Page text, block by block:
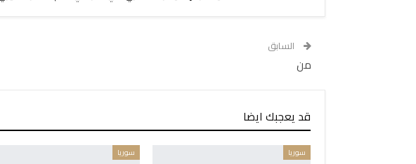
السابق
من
قد يعجبك ايضا
سوريا سوريا